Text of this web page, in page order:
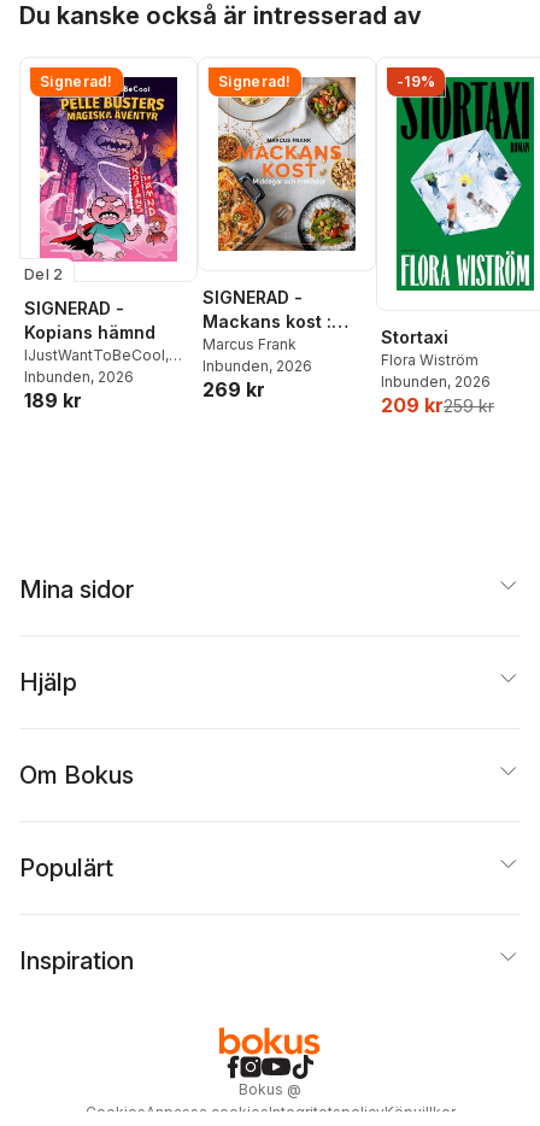
Du kanske också är intresserad av
Signerad!
Del 2
SIGNERAD -
Kopians hämnd
IJustWantToBeCool,
Joel Adolphson
Ejdemo Beer
Inbunden, 2026
189 kr
Signerad!
SIGNERAD -
Mackans kost :
Middagar och
matlådor
Marcus Frank
Inbunden, 2026
269 kr
-19%
Stortaxi
Flora Wiström
Inbunden, 2026
209 kr259 kr
Mina sidor
Hjälp
Om Bokus
Populärt
Inspiration
Bokus @
Cookies Anpassa cookiesIntegritetspolicyKöpvillkor